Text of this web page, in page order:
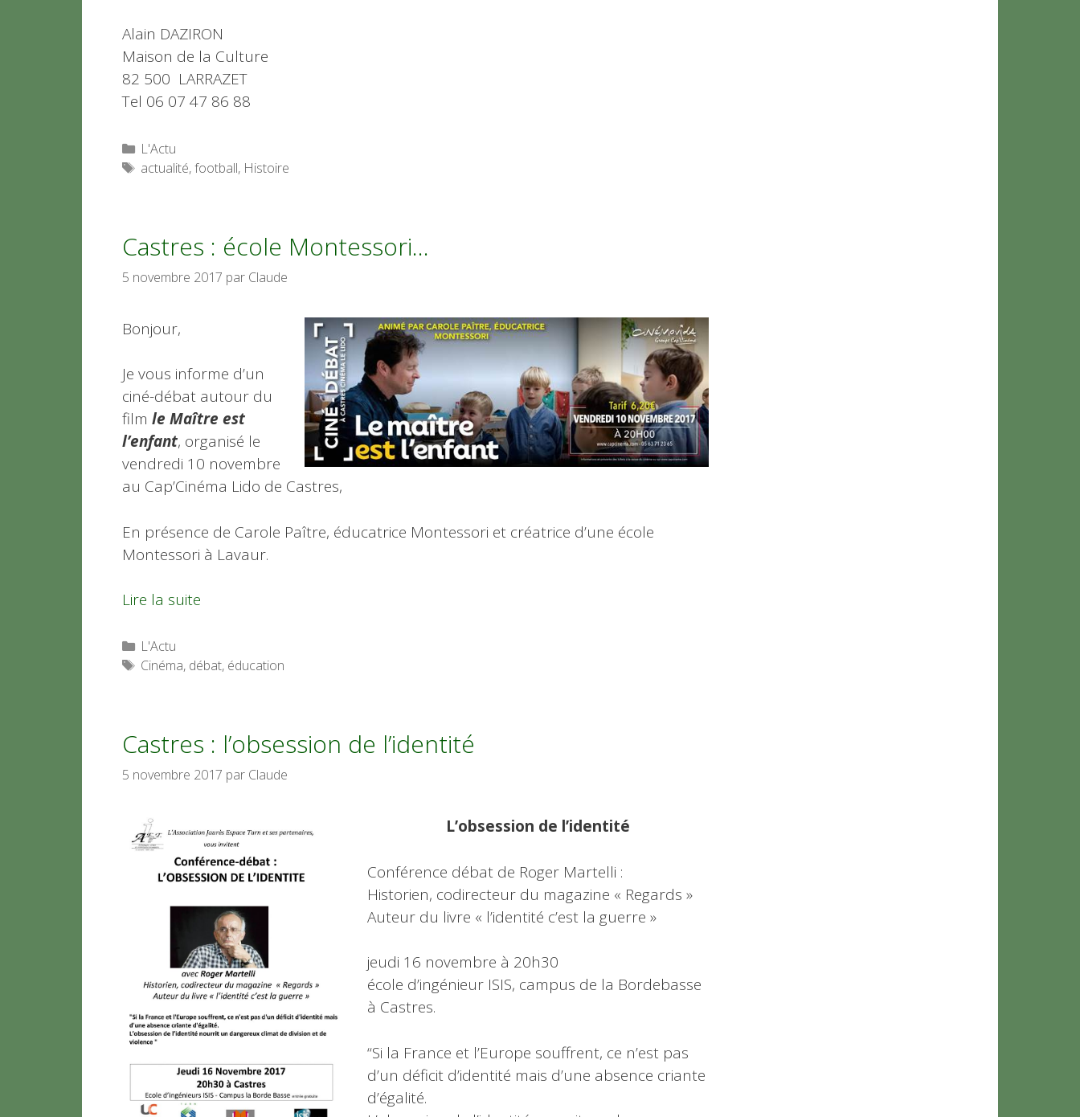
Alain DAZIRON
Maison de la Culture
82 500 LARRAZET
Tel 06 07 47 86 88
Catégories
L'Actu
Étiquettes
actualité,football, Histoire
Castres : école Montessori…
5 novembre 2017 par Claude
Bonjour,
Je vous informe d’un
ciné-débat autour du
film le Maître est
l’enfant, organisé le
vendredi 10 novembre
au Cap’Cinéma Lido de Castres,
En présence de Carole Paître, éducatrice Montessori et créatrice d’une école
Montessori à Lavaur.
Lire la suite
Catégories
L'Actu
Étiquettes
Cinéma, débat, éducation
Castres : l’obsession de l’identité
5 novembre 2017 par Claude
L’obsession de l’identité
Conférence débat de Roger Martelli :
Historien, codirecteur du magazine « Regards »
Auteur du livre « l’identité c’est la guerre »
jeudi 16 novembre à 20h30
école d’ingénieur ISIS, campus de la Bordebasse
à Castres.
“Si la France et l’Europe souffrent, ce n’est pas
d’un déficit d’identité mais d’une absence criante
d’égalité.